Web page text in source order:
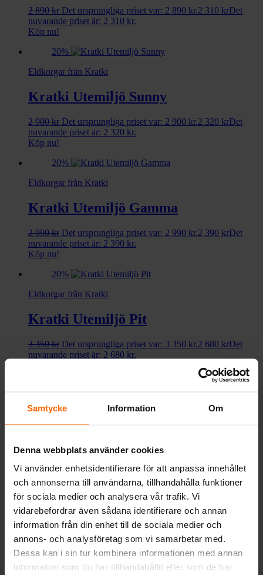
Samtycke Information Om
Denna webbplats använder cookies
Vi använder enhetsidentifierare för att anpassa innehållet
och annonserna till användarna, tillhandahålla funktioner
för sociala medier och analysera vår trafik. Vi
vidarebefordrar även sådana identifierare och annan
information från din enhet till de sociala medier och
annons- och analysföretag som vi samarbetar med.
Dessa kan i sin tur kombinera informationen med annan
information som du har tillhandahållit eller som de har
2 890kr Det ursprungliga priset var: 2 890 kr.2 310 krDet
nuvarande priset är: 2 310 kr.
Köp nu!
20%
Eldkorgar från Kratki
Kratki Utemiljö Sunny
2 900kr Det ursprungliga priset var: 2 900 kr.2 320 krDet
nuvarande priset är: 2 320 kr.
Köp nu!
20%
Eldkorgar från Kratki
Kratki Utemiljö Gamma
2 990kr Det ursprungliga priset var: 2 990 kr.2 390 krDet
nuvarande priset är: 2 390 kr.
Köp nu!
20%
Eldkorgar från Kratki
Kratki Utemiljö Pit
3 350kr Det ursprungliga priset var: 3 350 kr.2 680 krDet
nuvarande priset är: 2 680 kr.
Eldkorgar från Kratki
Kratki Utemiljö Erizo
Pris från:2 872 kr
Köp nu!
20%
Eldkorgar från Kratki
Kratki Utemiljö Pyramid
3 600kr Det ursprungliga priset var: 3 600 kr. 2 880krDet
nuvarande priset är: 2 880 kr.